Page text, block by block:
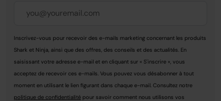
Inscrivez-vous pour recevoir des e-mails marketing concernant les produits
Shark et Ninja, ainsi que des offres, des conseils et des actualités. En
saisissant votre adresse e-mail et en cliquant sur « S'inscrire », vous
acceptez de recevoir ces e-mails. Vous pouvez vous désabonner à tout
moment en utilisant le lien figurant dans chaque e-mail. Consultez notre
politique de confidentialité pour savoir comment nous utilisons vos